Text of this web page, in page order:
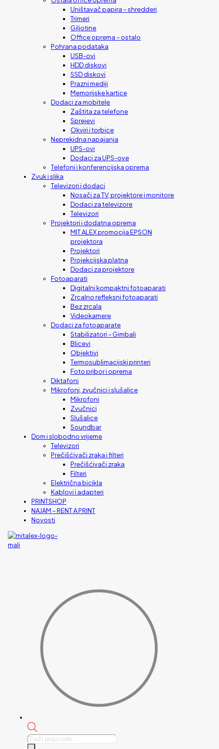
Uništavač papira – shredderi
Trimeri
Giljotine
Office oprema – ostalo
Pohrana podataka
USB-ovi
HDD diskovi
SSD diskovi
Prazni mediji
Memorijske kartice
Dodaci za mobitele
Zaštita za telefone
Sprejevi
Okviri i torbice
Neprekidna napajanja
UPS-ovi
Dodaci za UPS-ove
Telefoni i konferencijska oprema
Zvuk i slika
Televizori i dodaci
Nosači za TV, projektore i monitore
Dodaci za televizore
Televizori
Projektori i dodatna oprema
MIT ALEX promocija EPSON
projektora
Projektori
Projekcijska platna
Dodaci za projektore
Fotoaparati
Digitalni kompaktni fotoaparati
Zrcalno refleksni fotoaparati
Bez zrcala
Videokamere
Dodaci za fotoaparate
Stabilizatori – Gimbali
Blicevi
Objektivi
Termosublimacijski printeri
Foto pribor i oprema
Diktafoni
Mikrofoni, zvučnici i slušalice
Mikrofoni
Zvučnici
Slušalice
Soundbar
Dom i slobodno vrijeme
Televizori
Prečišćivači zraka i filteri
Prečišćivači zraka
Filteri
Električna bicikla
Kablovi i adapteri
PRINTSHOP
NAJAM – RENT A PRINT
Novosti
Products